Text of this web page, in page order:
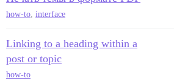
how-to, interface
Linking to a heading within a
post or topic
how-to